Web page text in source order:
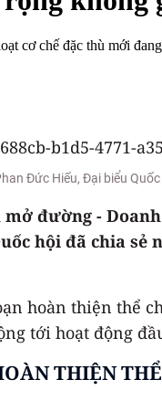
cơ chế đặc thù mới
Đức Hiếu, Đại biểu
đường -
hội đã chia
hoàn thiện thể
tới hoạt động
THIỆN